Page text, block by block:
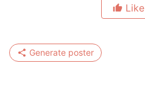
Like
Generate poster